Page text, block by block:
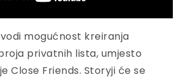
mogućnost kreiranja
privatnih lista, umjesto
Close Friends. Storyji će se